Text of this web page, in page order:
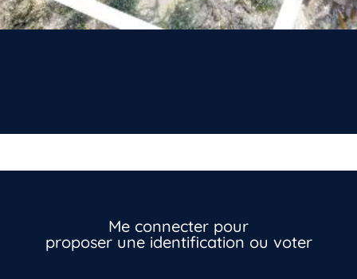
Me connecter pour
proposer une identification ou voter